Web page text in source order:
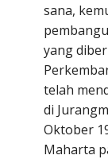
sana,
yang
telah
di
Oktober
Maharta